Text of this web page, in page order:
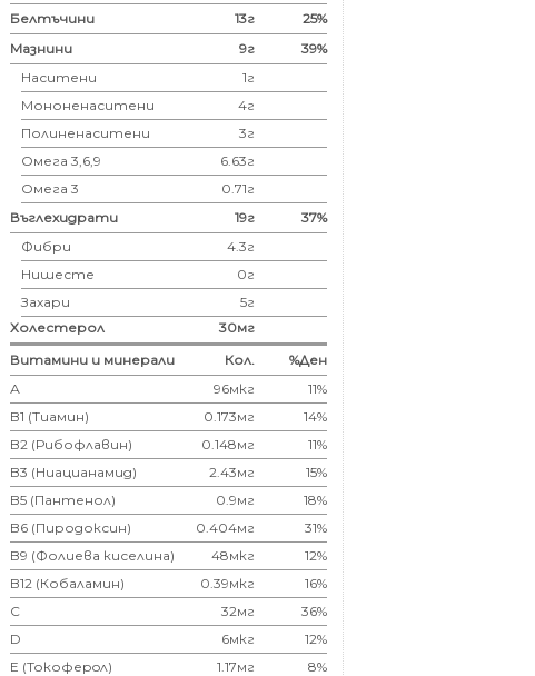
Белтъчини
13г
25%
Мазнини
9г
39%
Наситени
1г
Мононенаситени
4г
Полиненаситени
3г
Омега 3,6,9
6.63г
Омега 3
0.71г
Въглехидрати
19г
37%
Фибри
4.3г
Нишесте
0г
Захари
5г
Холестерол
30мг
Витамини и минерали
Кол.
%Ден
А
96мкг
11%
B1 (Тиамин)
0.173мг
14%
B2 (Рибофлавин)
0.148мг
11%
B3 (Ниацианамид)
2.43мг
15%
B5 (Пантенол)
0.9мг
18%
B6 (Пиродоксин)
0.404мг
31%
B9 (Фолиева киселина)
48мкг
12%
B12 (Кобаламин)
0.39мкг
16%
C
32мг
36%
D
6мкг
12%
E (Токоферoл)
1.17мг
8%